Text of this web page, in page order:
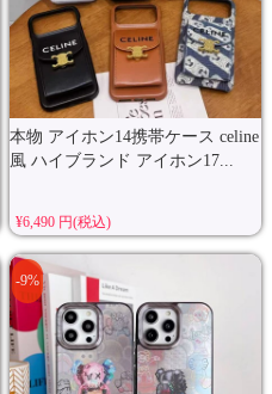
本物 アイホン14携帯ケース celine
風 ハイブランド アイホン17...
¥6,490 円(税込)
-9%